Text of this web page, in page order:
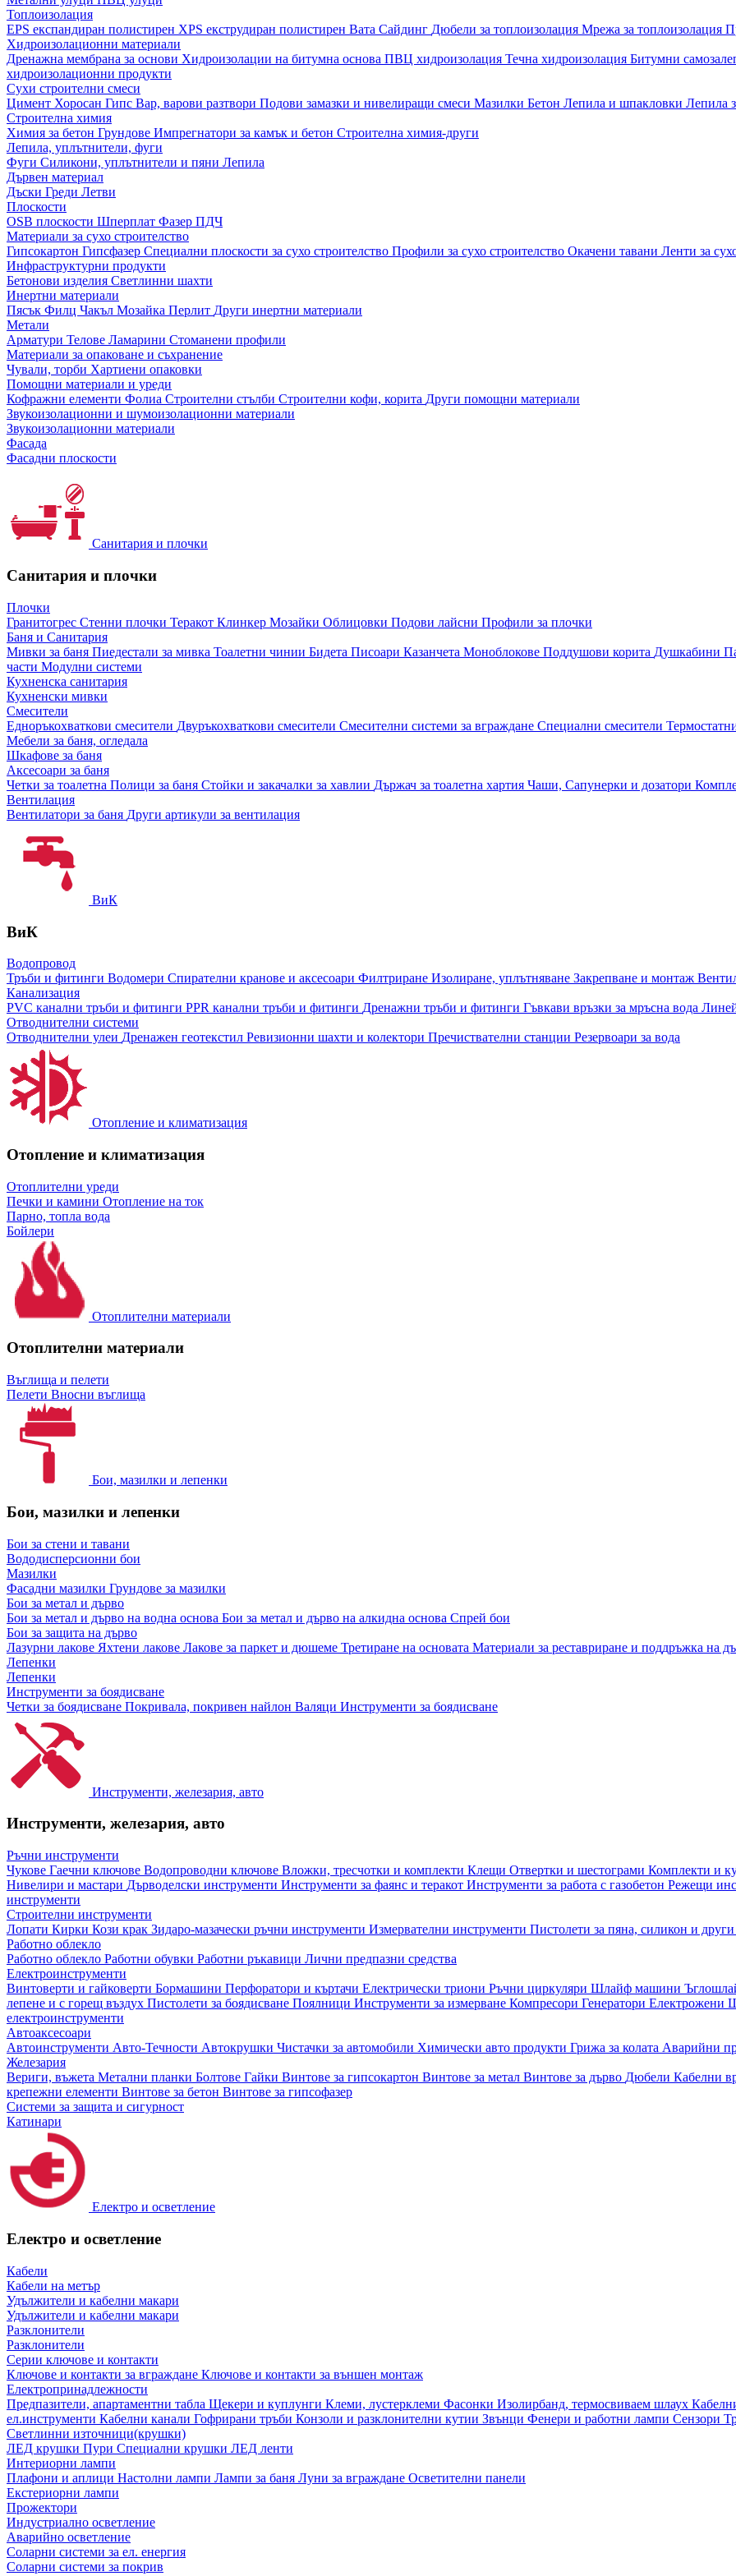
Топлоизолация
EPS експандиран полистирен XPS екструдиран полистирен Вата Сайдинг Дюбели за топлоизолация Мрежа за топлоизолация
Хидроизолационни материали
Дренажна мембрана за основи Хидроизолации на битумна основа ПВЦ хидроизолация Течна хидроизолация Битумни
хидроизолационни продукти
Сухи строителни смеси
Цимент Хоросан Гипс Вар, варови разтвори Подови замазки и нивелиращи смеси Мазилки Бетон Лепила и шпакловки Лепила
Строителна химия
Химия за бетон Грундове Импрегнатори за камък и бетон Строителна химия-други
Лепила, уплътнители, фуги
Фуги Силикони, уплътнители и пяни Лепила
Дървен материал
Дъски Греди Летви
Плоскости
OSB плоскости Шперплат Фазер ПДЧ
Материали за сухо строителство
Гипсокартон Гипсфазер Специални плоскости за сухо строителство Профили за сухо строителство Окачени тавани Ленти за
Инфраструктурни продукти
Бетонови изделия Светлинни шахти
Инертни материали
Пясък Филц Чакъл Мозайкa Перлит Други инертни материали
Метали
Арматури Телове Ламарини Стоманени профили
Материали за опаковане и съхранение
Чували, торби Хартиени опаковки
Помощни материали и уреди
Кофражни елементи Фолиа Строителни стълби Строителни кофи, корита Други помощни материали
Звукоизолационни и шумоизолационни материали
Звукоизолационни материали
Фасада
Фасадни плоскости
Санитария и плочки
Санитария и плочки
Плочки
Гранитогрес Стенни плочки Теракот Клинкер Мозайки Облицовки Подови лайсни Профили за плочки
Баня и Санитария
Мивки за баня Пиедестали за мивка Тоалетни чинии Бидета Писоари Казанчета Моноблокове Поддушови корита Душкабини
части Модулни системи
Кухненска санитария
Кухненски мивки
Смесители
Едноръкохваткови смесители Двуръкохваткови смесители Смесителни системи за вграждане Специални смесители
Мебели за баня, огледала
Шкафове за баня
Аксесоари за баня
Четки за тоалетна Полици за баня Стойки и закачалки за хавлии Държач за тоалетна хартия Чаши, Сапунерки и дозатори
Вентилация
Вентилатори за баня Други артикули за вентилация
ВиК
ВиК
Водопровод
Тръби и фитинги Водомери Спирателни кранове и аксесоари Филтриране Изолиране, уплътняване Закрепване и монтаж
Канализация
PVC канални тръби и фитинги PPR канални тръби и фитинги Дренажни тръби и фитинги Гъвкави връзки за мръсна вода
Отводнителни системи
Отводнителни улеи Дренажен геотекстил Ревизионни шахти и колектори Пречиствателни станции Резервоари за вода
Отопление и климатизация
Отопление и климатизация
Отоплителни уреди
Печки и камини Отопление на ток
Парно, топла вода
Бойлери
Отоплителни материали
Отоплителни материали
Въглища и пелети
Пелети Вносни въглища
Бои, мазилки и лепенки
Бои, мазилки и лепенки
Бои за стени и тавани
Вододисперсионни бои
Мазилки
Фасадни мазилки Грундове за мазилки
Бои за метал и дърво
Бои за метал и дърво на водна основа Бои за метал и дърво на алкидна основа Спрей бои
Бои за защита на дърво
Лазурни лакове Яхтени лакове Лакове за паркет и дюшеме Третиране на основата Материали за реставриране и поддръжка на
Лепенки
Лепенки
Инструменти за боядисване
Четки за боядисване Покривала, покривен найлон Валяци Инструменти за боядисване
Инструменти, железария, авто
Инструменти, железария, авто
Ръчни инструменти
Чукове Гаечни ключове Водопроводни ключове Вложки, тресчотки и комплекти Клещи Отвертки и шестограми Комплекти и
Нивелири и мастари Дърводелски инструменти Инструменти за фаянс и теракот Инструменти за работа с газобетон Режещи
инструменти
Строителни инструменти
Лопати Кирки Кози крак Зидаро-мазачески ръчни инструменти Измервателни инструменти Пистолети за пяна, силикон и
Работно облекло
Работно облекло Работни обувки Работни ръкавици Лични предпазни средства
Електроинструменти
Винтоверти и гайковерти Бормашини Перфоратори и къртачи Електрически триони Ръчни циркуляри Шлайф машини
лепене и с горещ въздух Пистолети за боядисване Поялници Инструменти за измерване Компресори Генератори Електрожени
електроинструменти
Автоаксесоари
Автоинструменти Авто-Течности Автокрушки Чистачки за автомобили Химически авто продукти Грижа за колата Аварийни
Железария
Вериги, въжета Метални планки Болтове Гайки Винтове за гипсокартон Винтове за метал Винтове за дърво Дюбели Кабелни
крепежни елементи Винтове за бетон Винтове за гипсофазер
Системи за защита и сигурност
Катинари
Електро и осветление
Електро и осветление
Кабели
Кабели на метър
Удължители и кабелни макари
Удължители и кабелни макари
Разклонители
Разклонители
Серии ключове и контакти
Ключове и контакти за вграждане Ключове и контакти за външен монтаж
Електропринадлежности
Предпазители, апартаментни табла Щекери и куплунги Клеми, лустерклеми Фасонки Изолирбанд, термосвиваем шлаух
ел.инструменти Кабелни канали Гофрирани тръби Конзоли и разклонителни кутии Звънци Фенери и работни лампи Сензори
Светлинни източници(крушки)
ЛЕД крушки Пури Специални крушки ЛЕД ленти
Интериорни лампи
Плафони и аплици Настолни лампи Лампи за баня Луни за вграждане Осветителни панели
Екстериорни лампи
Прожектори
Индустриално осветление
Аварийно осветление
Соларни системи за ел. енергия
Соларни системи за покрив